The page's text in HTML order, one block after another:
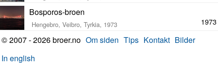
Bosporos-broen
Hengebro, Veibro, Tyrkia, 1973 1973
© 2007 - 2026 broer.no Om siden Tips Kontakt Bilder
In english